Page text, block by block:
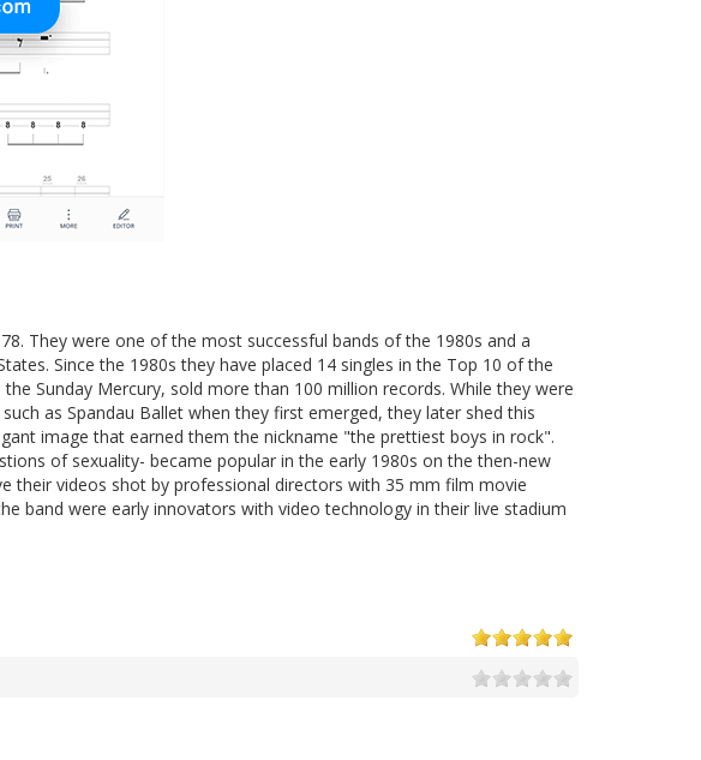
They were one of the most successful bands of the 1980s and a
Since the 1980s they have placed 14 singles in the Top 10 of the
Sunday Mercury, sold more than 100 million records. While they were
as Spandau Ballet when they first emerged, they later shed this
image that earned them the nickname "the prettiest boys in rock".
of sexuality- became popular in the early 1980s on the then-new
their videos shot by professional directors with 35 mm film movie
band were early innovators with video technology in their live stadium